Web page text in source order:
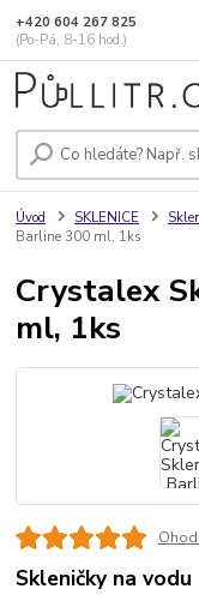
+420 604 267 825
(Po-Pá, 8-16 hod.)
Úvod SKLENICE
Barline 300 ml, 1ks
Crystalex
ml, 1ks
Skleničky na vodu